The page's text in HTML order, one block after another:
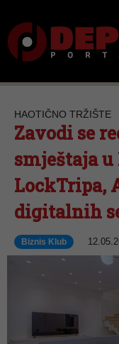
HAOTIČNO TRŽIŠTE
Zavodi se
smještaja
LockTripa,
digitalnih
Biznis Klub